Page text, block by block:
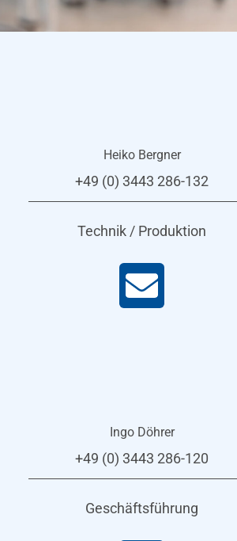
Heiko Bergner
+49 (0) 3443 286-132
Technik / Produktion
Ingo Döhrer
+49 (0) 3443 286-120
Geschäftsführung